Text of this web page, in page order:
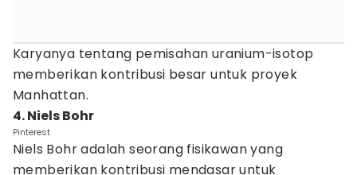
Karyanya tentang pemisahan uranium-isotop
memberikan kontribusi besar untuk proyek
Manhattan.
4. Niels Bohr
Pinterest
Niels Bohr adalah seorang fisikawan yang
memberikan kontribusi mendasar untuk